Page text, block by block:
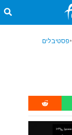
•פסטיבלים